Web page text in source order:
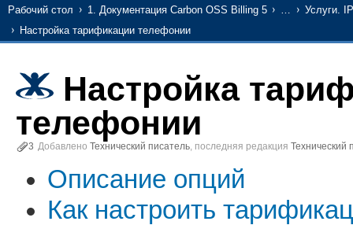
Рабочий стол 1. Документация Carbon OSS Billing 5 …
Услуги.
Настройка тарификации телефонии
Настройка
телефонии
3 Добавлено Технический писатель, последняя редакция Технический
Описание опций
Как настроить